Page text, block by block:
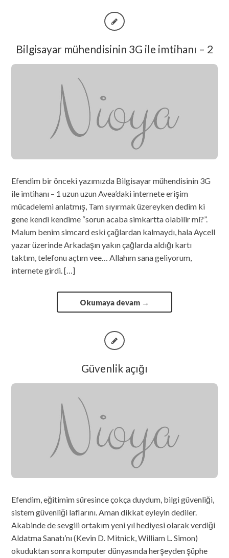
Bilgisayar mühendisinin 3G ile imtihanı – 2
Efendim bir önceki yazımızda Bilgisayar mühendisinin 3G
ile imtihanı – 1 uzun uzun Avea’daki internete erişim
mücadelemi anlatmış, Tam sıyırmak üzereyken dedim ki
gene kendi kendime “sorun acaba simkartta olabilir mi?”.
Malum benim simcard eski çağlardan kalmaydı, hala Aycell
yazar üzerinde Arkadaşın yakın çağlarda aldığı kartı
taktım, telefonu açtım vee… Allahım sana geliyorum,
internete girdi. […]
Okumaya devam →
Güvenlik açığı
Efendim, eğitimim süresince çokça duydum, bilgi güvenliği,
sistem güvenliği laflarını. Aman dikkat eyleyin dediler.
Akabinde de sevgili ortakım yeni yıl hediyesi olarak verdiği
Aldatma Sanatı’nı (Kevin D. Mitnick, William L. Simon)
okuduktan sonra komputer dünyasında herşeyden şüphe